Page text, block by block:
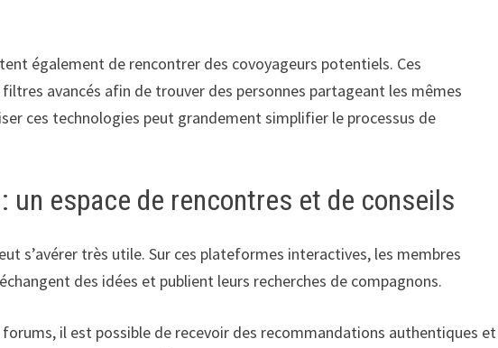
également de rencontrer des covoyageurs potentiels. Ces
avancés afin de trouver des personnes partageant les mêmes
ces technologies peut grandement simplifier le processus de
un espace de rencontres et de conseils
s’avérer très utile. Sur ces plateformes interactives, les membres
des idées et publient leurs recherches de compagnons.
il est possible de recevoir des recommandations authentiques et